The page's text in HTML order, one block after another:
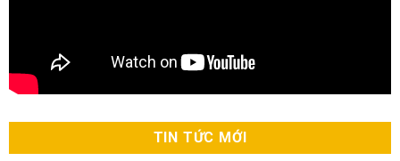
TIN TỨC MỚI